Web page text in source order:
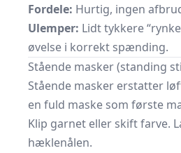
Fordele: Hurtig, ingen
Ulemper: Lidt tykkere
øvelse i korrekt spænding.
Stående masker (standing
Stående masker erstatter
en fuld maske som første
Klip garnet eller skift farve.
hæklenålen.